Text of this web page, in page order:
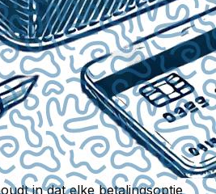
in dat elke betalingsoptie